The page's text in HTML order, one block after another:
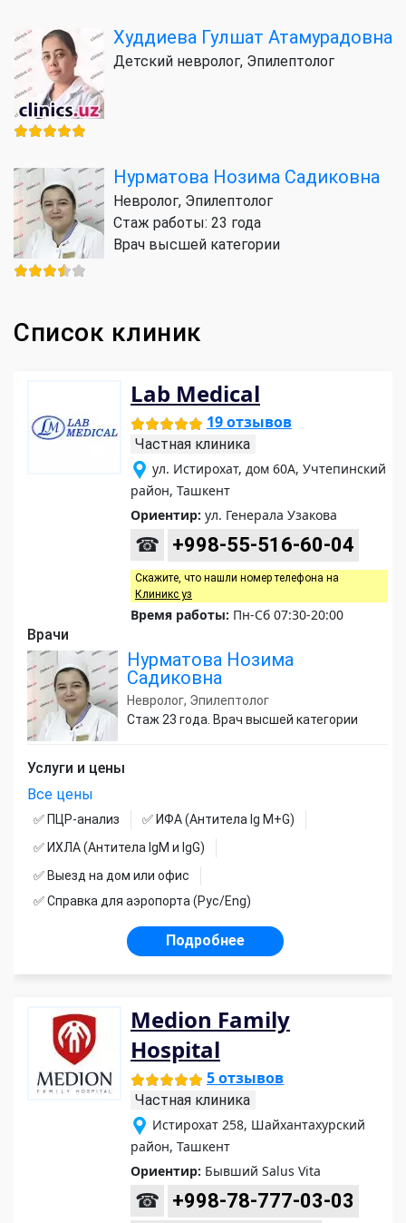
Худдиева Гулшат Атамурадовна
Детский невролог, Эпилептолог
Нурматова Нозима Садиковна
Невролог, Эпилептолог
Стаж работы: 23 года
Врач высшей категории
Список клиник
Lab Medical
19 отзывов
Частная клиника
ул. Истирохат, дом 60А, Учтепинский
район, Ташкент
Ориентир: ул. Генерала Узакова
☎ +998-55-516-60-04
Скажите, что нашли номер телефона на
Клиникс уз
Время работы: Пн-Сб 07:30-20:00
Врачи
Нурматова Нозима
Садиковна
Невролог, Эпилептолог
Стаж 23 года. Врач высшей категории
Услуги и цены
Все цены
✅ ПЦР-анализ
✅ ИФА (Антитела Ig М+G)
✅ ИХЛА (Антитела IgM и IgG)
✅ Выезд на дом или офис
✅ Справка для аэропорта (Рус/Eng)
Подробнее
Medion Family
Hospital
5 отзывов
Частная клиника
Истирохат 258, Шайхантахурский
район, Ташкент
Ориентир: Бывший Salus Vita
☎
+998-78-777-03-03